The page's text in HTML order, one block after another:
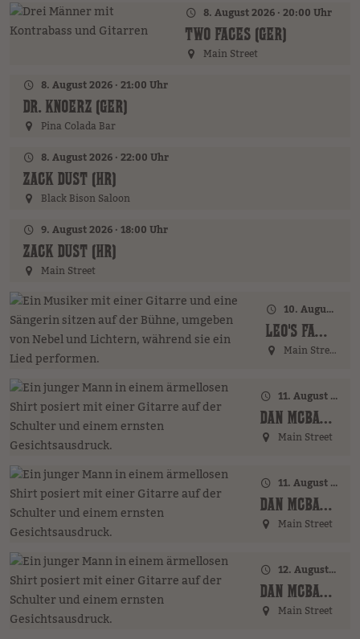
8. August 2026 · 20:00 Uhr
TWO FACES (GER)
Main Street
8. August 2026 · 21:00 Uhr
DR. KNOERZ (GER)
Pina Colada Bar
8. August 2026 · 22:00 Uhr
ZACK DUST (HR)
Black Bison Saloon
9. August 2026 · 18:00 Uhr
ZACK DUST (HR)
Main Street
10. August 2026 · 18:00 Uhr
LEO'S FAMILY (GER)
Main Street
11. August 2026 · 17:00 Uhr – 18:00 Uhr
DAN MCBAKER (GER)
Main Street
11. August 2026 · 20:00 Uhr
DAN MCBAKER (GER)
Main Street
12. August 2026 · 17:00 Uhr – 18:00 Uhr
DAN MCBAKER (GER)
Main Street